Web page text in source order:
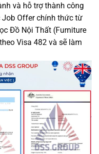
và hỗ trợ thành công
Offer chính thức từ
Đồ Nội Thất (Furniture
Visa 482 và sẽ làm